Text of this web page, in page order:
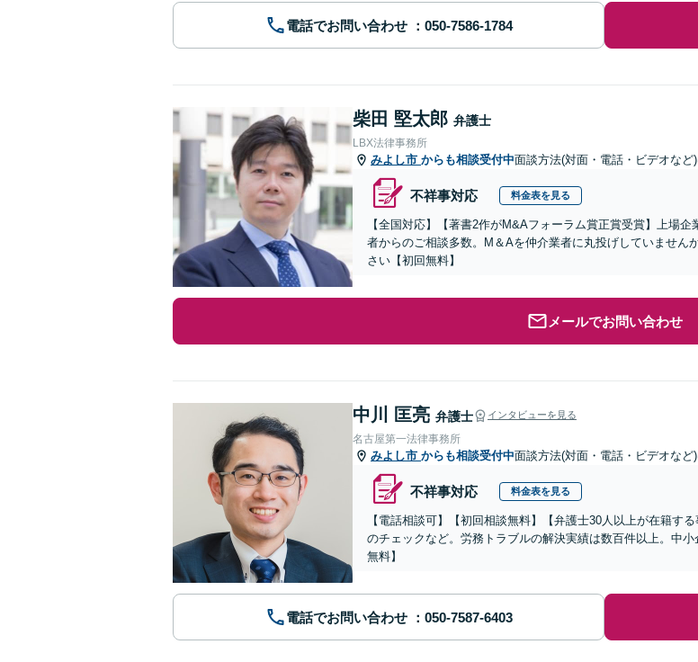
電話でお問い合わせ
柴田 堅太郎 弁護士
LBX法律事務所
みよし市 からも相談受付中面談方法(対面・電話・ビデオなど
不祥事対応 料金表を見る
【全国対応】【著書2作がM&Aフォーラム賞正賞受賞】上場
者からのご相談多数。M＆Aを仲介業者に丸投げしていませ
さい【初回無料】
メールでお問い合わせ
中川 匡亮 弁護士 インタビューを見る
名古屋第一法律事務所
みよし市 からも相談受付中面談方法(対面・電話・ビデオなど
不祥事対応 料金表を見る
【電話相談可】【初回相談無料】【弁護士30人以上が在籍す
のチェックなど。労務トラブルの解決実績は数百件以上。中
無料】
電話でお問い合わせ